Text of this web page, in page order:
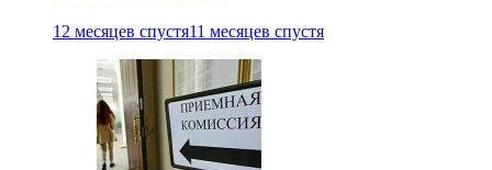
12 месяцев спустя11 месяцев спустя